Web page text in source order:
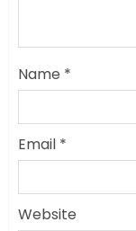
Name *
Email *
Website